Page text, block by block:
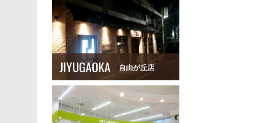
JIYUGAOKA 自由が丘店